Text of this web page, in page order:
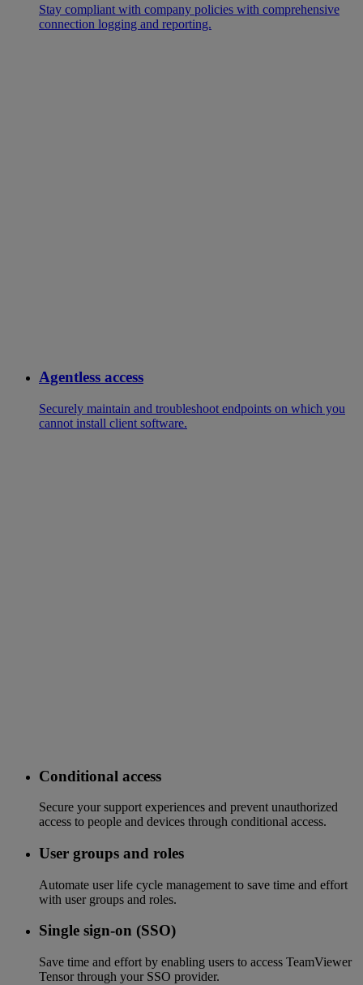
Stay compliant with company policies with comprehensive
connection logging and reporting.
Agentless access
Securely maintain and troubleshoot endpoints on which you
cannot install client software.
Conditional access
Secure your support experiences and prevent unauthorized
access to people and devices through conditional access.
User groups and roles
Automate user life cycle management to save time and effort
with user groups and roles.
Single sign-on (SSO)
Save time and effort by enabling users to access TeamViewer
Tensor through your SSO provider.